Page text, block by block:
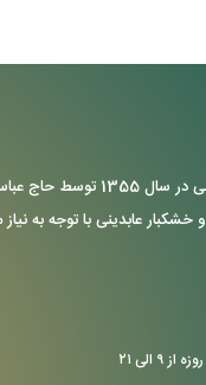
آجیل و خشکبار
و خشکبار عابدینی با توجه به
ساعات پشتیبانی همه روزه از ۹ الی ۲۱